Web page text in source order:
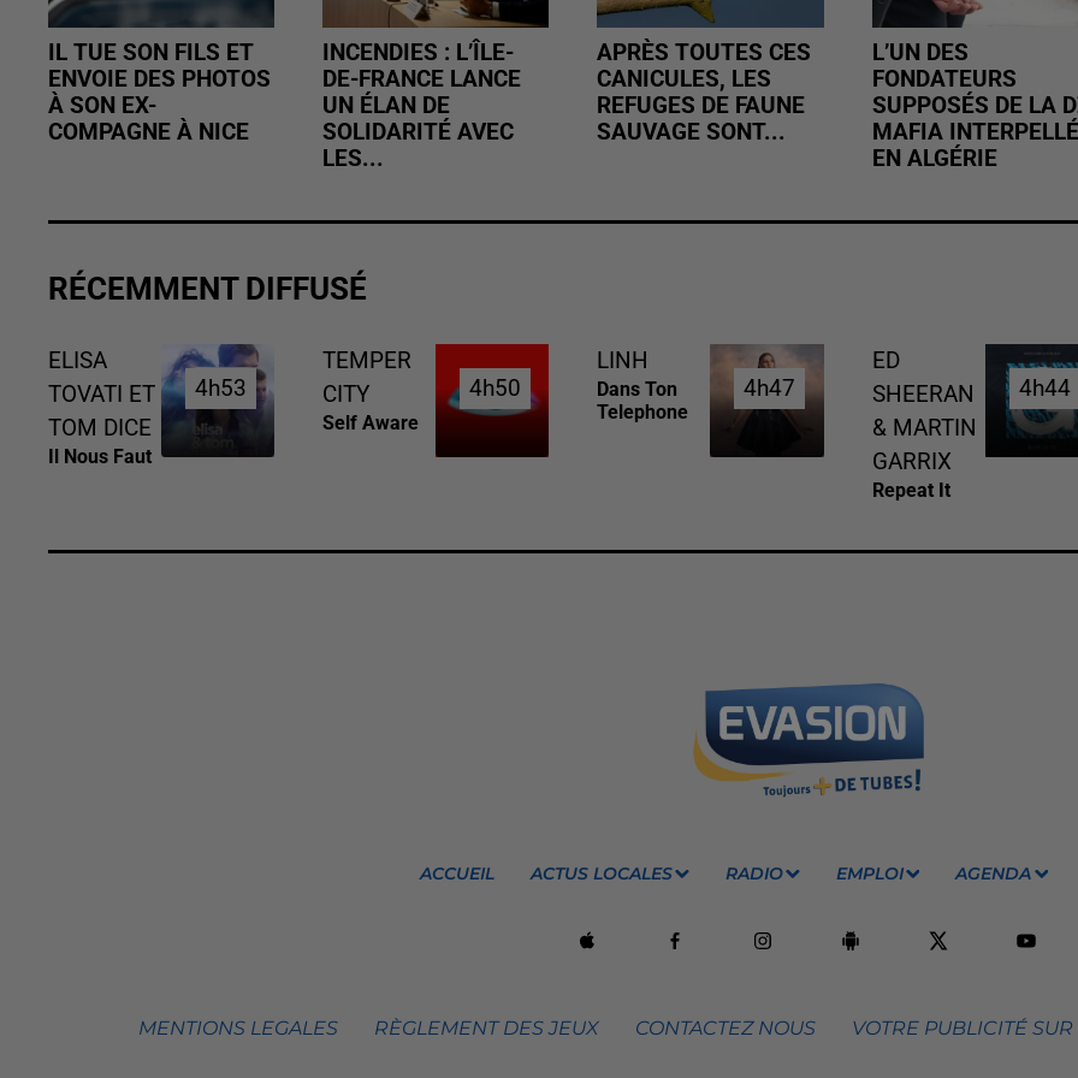
IL TUE SON FILS ET
ENVOIE DES PHOTOS
À SON EX-
COMPAGNE À NICE
INCENDIES : L’ÎLE-
DE-FRANCE LANCE
UN ÉLAN DE
SOLIDARITÉ AVEC
LES...
APRÈS TOUTES CES
CANICULES, LES
REFUGES DE FAUNE
SAUVAGE SONT...
L’UN DES
FONDATEURS
SUPPOSÉS DE LA
MAFIA INTERPELLÉ
EN ALGÉRIE
RÉCEMMENT DIFFUSÉ
ELISA
TOVATI ET
TOM DICE
Il Nous Faut
4h53
4h53
TEMPER
CITY
Self Aware
4h50
4h50
LINH
Dans Ton
Telephone
4h47
4h47
ED
SHEERAN
& MARTIN
GARRIX
Repeat It
4h44
4h44
ACCUEIL ACTUS LOCALES RADIO EMPLOI AGENDA
MENTIONS LEGALES RÈGLEMENT DES JEUX CONTACTEZ NOUS VOTRE PUBLICITÉ